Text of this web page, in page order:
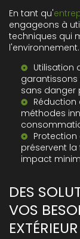
En tant qu'
engageons à
techniques qui
Utilisation
sans danger
méthodes
Protection
préservent
impact
DES
VOS
EXTÉRIEUR